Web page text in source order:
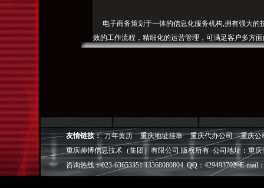
电子商务策划于一体的信息化服务机构,拥有强大的
效的工作流程，精细化的运营管理，可满足客户多方
◎帅博——用灵魂来设计，我
◎帅博——网络营销
◎ 帅博——专业的团队
◎帅博——让网站突显
友情链接： 万年黄历 重庆地址挂靠 重庆代办公司
重庆公
重庆帅博信息技术（集团）有限公司 版权所有 公司地址：重
咨询热线：023-63653351 13368080804 QQ：429493702 E-mail